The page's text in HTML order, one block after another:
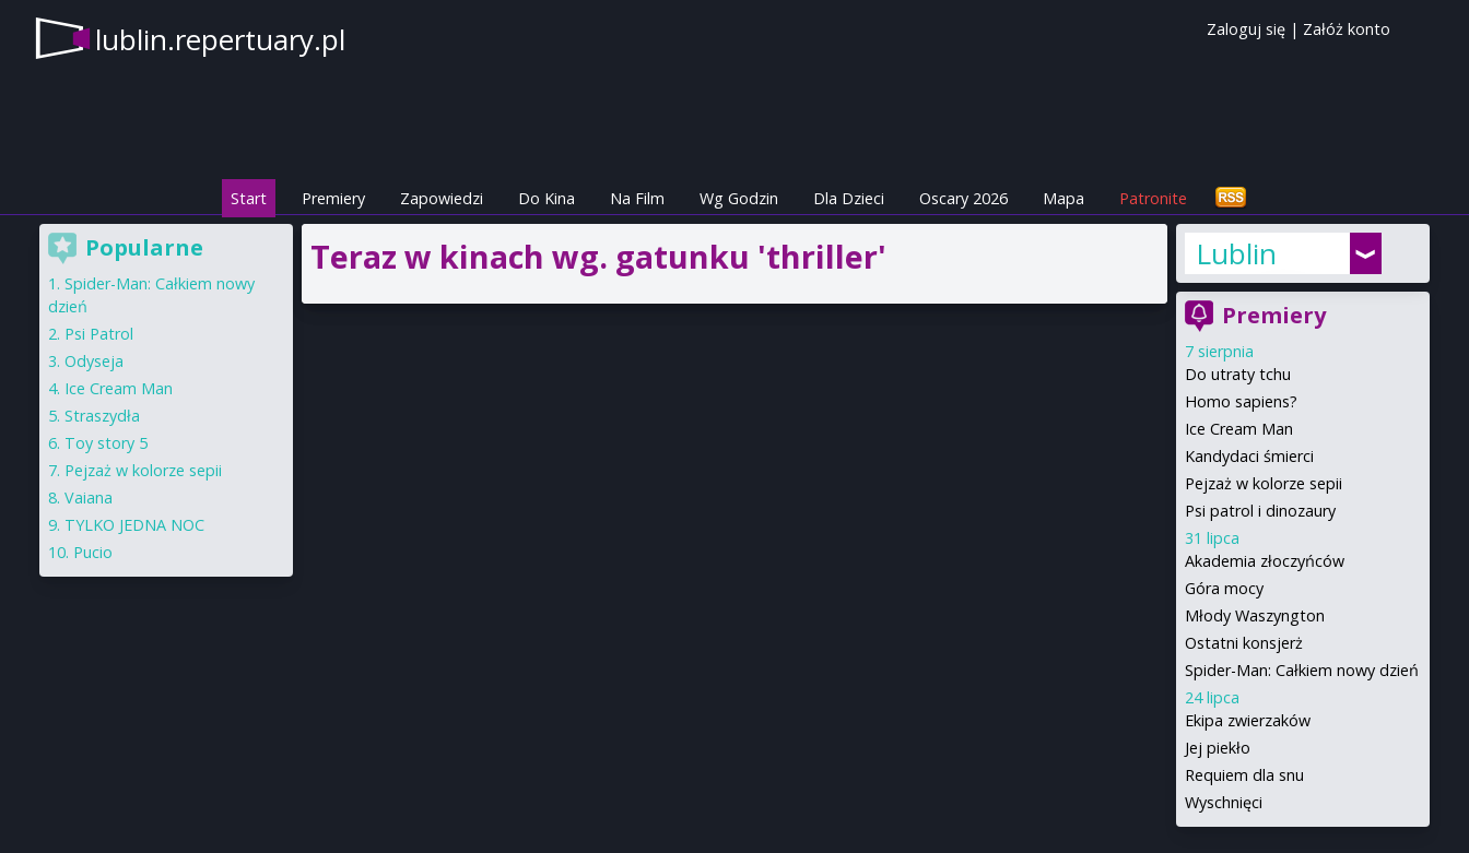
lublin.repertuary.pl Zaloguj się | Załóż konto
Start Premiery Zapowiedzi Do Kina Na Film Wg Godzin Dla Dzieci Oscary 2026 Mapa Patronite
Teraz w kinach wg. gatunku 'thriller' Lublin
Premiery
7 sierpnia
Do utraty tchu
Homo sapiens?
Ice Cream Man
Kandydaci śmierci
Pejzaż w kolorze sepii
Psi patrol i dinozaury
31 lipca
Akademia złoczyńców
Góra mocy
Młody Waszyngton
Ostatni konsjerż
Spider-Man: Całkiem nowy dzień
24 lipca
Ekipa zwierzaków
Jej piekło
Requiem dla snu
Wyschnięci
Popularne
Spider-Man: Całkiem nowy
dzień
Psi Patrol
Odyseja
Ice Cream Man
Straszydła
Toy story 5
Pejzaż w kolorze sepii
Vaiana
TYLKO JEDNA NOC
Pucio